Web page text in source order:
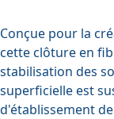
Conçue pour la
cette clôture en
stabilisation des
superficielle est
d'établissement